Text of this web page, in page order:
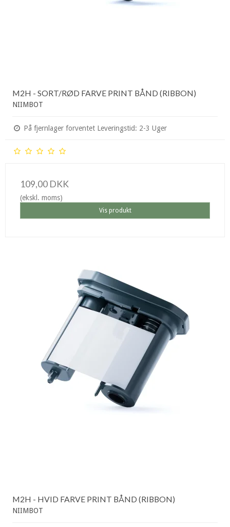
M2H - SORT/RØD FARVE PRINT BÅND (RIBBON)
NIIMBOT
På fjernlager forventet Leveringstid: 2-3 Uger
109,00 DKK
(ekskl. moms)
Vis produkt
M2H - HVID FARVE PRINT BÅND (RIBBON)
NIIMBOT